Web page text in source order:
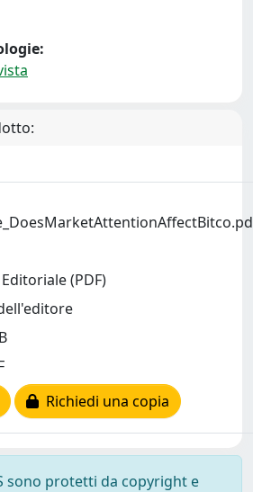
(PDF)
Richiedi una copia
sono protetti da copyright e